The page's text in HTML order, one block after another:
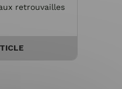
retrouvailles